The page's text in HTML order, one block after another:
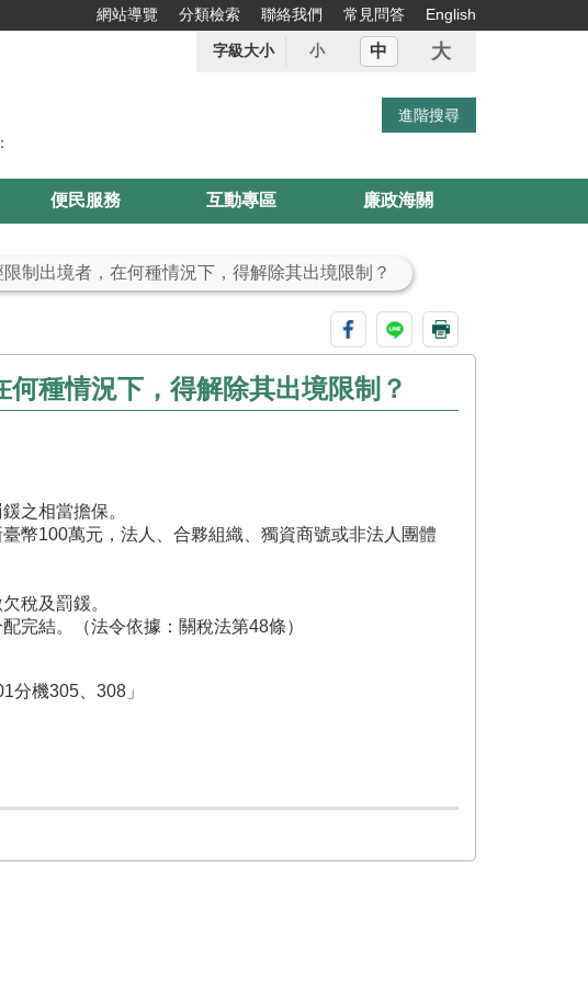
網站導覽 分類檢索 聯絡我們 常見問答 English
字級大小 小 中 大
便民服務 互動專區 廉政海關
制出境者，在何種情況下，得解除其出境限制？
種情況下，得解除其出境限制？
之相當擔保。
幣100萬元，法人、合夥組織、獨資商號或非法人團體
稅及罰鍰。
完結。（法令依據：關稅法第48條）
分機305、308」